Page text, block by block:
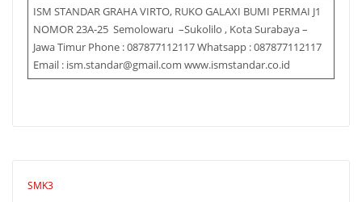
ISM STANDAR GRAHA VIRTO, RUKO GALAXI BUMI PERMAI J1
NOMOR 23A-25 Semolowaru –Sukolilo , Kota Surabaya –
Jawa Timur Phone : 087877112117 Whatsapp : 087877112117
Email : ism.standar@gmail.com www.ismstandar.co.id
SMK3